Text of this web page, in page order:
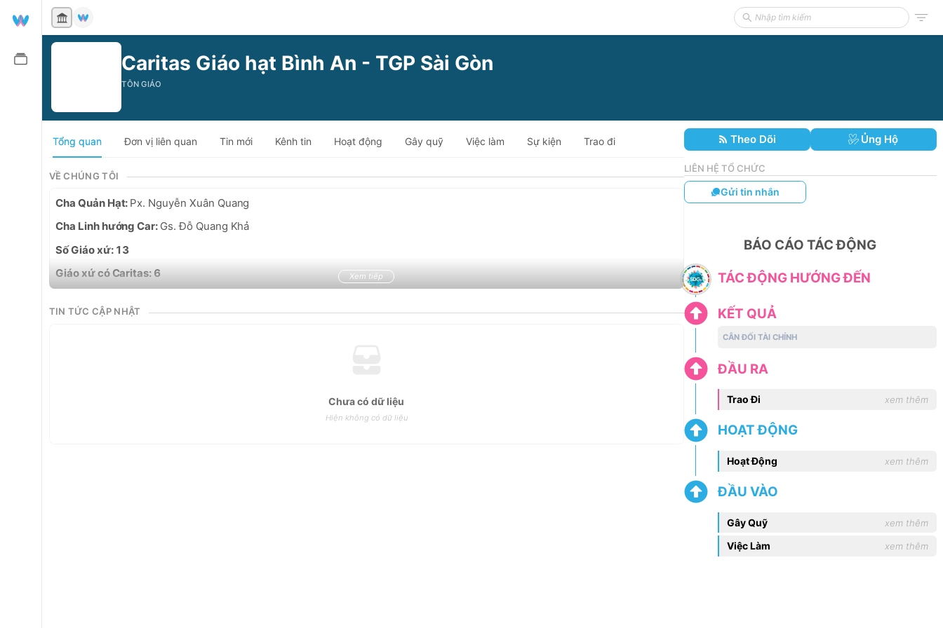
Caritas Giáo hạt Bình An - TGP Sài Gòn
TÔN GIÁO
Tổng quan Đơn vị liên quan Tin mới Kênh tin Hoạt động Gây quỹ Việc làm Sự kiện Trao đi
VỀ CHÚNG TÔI
Cha Quản Hạt: Px. Nguyễn Xuân Quang
Cha Linh hướng Car: Gs. Đỗ Quang Khả
Số Giáo xứ: 13
Giáo xứ có Caritas: 6
Xem tiếp
TIN TỨC CẬP NHẬT
Chưa có dữ liệu
Hiện không có dữ liệu
Theo Dõi Ủng Hộ
LIÊN HỆ TỔ CHỨC
Gửi tin nhắn
BÁO CÁO TÁC ĐỘNG
TÁC ĐỘNG HƯỚNG ĐẾN
KẾT QUẢ
CÂN ĐỐI TÀI CHÍNH
ĐẦU RA
Trao Đi xem thêm
HOẠT ĐỘNG
Hoạt Động xem thêm
ĐẦU VÀO
Gây Quỹ xem thêm
Việc Làm xem thêm